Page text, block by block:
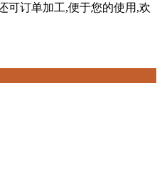
可订单加工,便于您的使用,欢